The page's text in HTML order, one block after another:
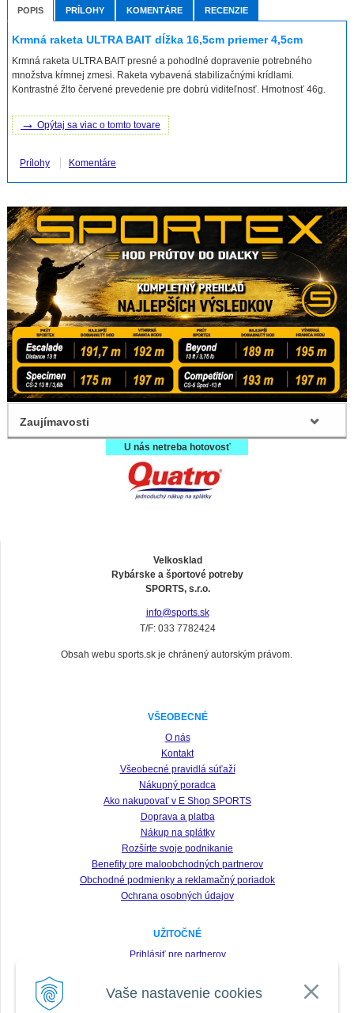
Vaše nastavenie cookies
POPIS PRÍLOHY KOMENTÁRE RECENZIE
Krmná raketa ULTRA BAIT dĺžka 16,5cm priemer 4,5cm
Krmná raketa ULTRA BAIT presné a pohodlné dopravenie potrebného
množstva kŕmnej zmesi. Raketa vybavená stabilizačnými krídlami.
Kontrastné žlto červené prevedenie pre dobrú viditeľnosť. Hmotnosť 46g.
→ Opýtaj sa viac o tomto tovare
Prílohy Komentáre
Zaujímavosti
U nás netreba hotovosť
Velkosklad
Rybárske a športové potreby
SPORTS, s.r.o.
info@sports.sk
T/F: 033 7782424
Obsah webu sports.sk je chránený autorským právom.
VŠEOBECNÉ
O nás
Kontakt
Všeobecné pravidlá súťaží
Nákupný poradca
Ako nakupovať v E Shop SPORTS
Doprava a platba
Nákup na splátky
Rozšírte svoje podnikanie
Benefity pre maloobchodných partnerov
Obchodné podmienky a reklamačný poriadok
Ochrana osobných údajov
UŽITOČNÉ
Prihlásiť pre partnerov
Zabudnuté heslo